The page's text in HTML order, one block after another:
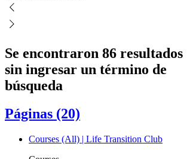
Se encontraron 86 resultados
sin ingresar un término de
búsqueda
Páginas (20)
Courses (All) | Life Transition Club